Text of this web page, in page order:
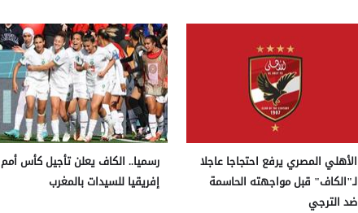
الأهلي المصري يرفع احتجاجا عاجلا
لـ"الكاف" قبل مواجهته الحاسمة
ضد الترجي
رسميا.. الكاف يعلن تأجيل كأس أمم
إفريقيا للسيدات بالمغرب